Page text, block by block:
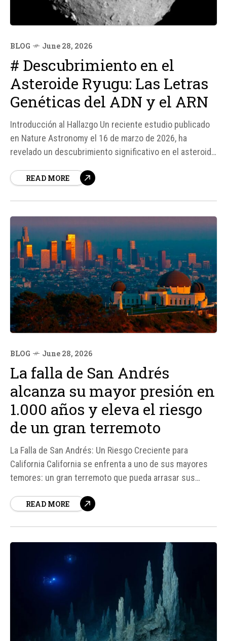
BLOG June 28, 2026
# Descubrimiento en el
Asteroide Ryugu: Las Letras
Genéticas del ADN y el ARN
Introducción al Hallazgo Un reciente estudio publicado
en Nature Astronomy el 16 de marzo de 2026, ha
revelado un descubrimiento significativo en el asteroide
recogidas por la sonda japonesa Hayabusa2 contenían
y...
READ MORE
BLOG June 28, 2026
La falla de San Andrés
alcanza su mayor presión en
1.000 años y eleva el riesgo
de un gran terremoto
La Falla de San Andrés: Un Riesgo Creciente para
California California se enfrenta a uno de sus mayores
temores: un gran terremoto que pueda arrasar sus
de Hawái en Mānoa ha descubierto que la tensión
READ MORE